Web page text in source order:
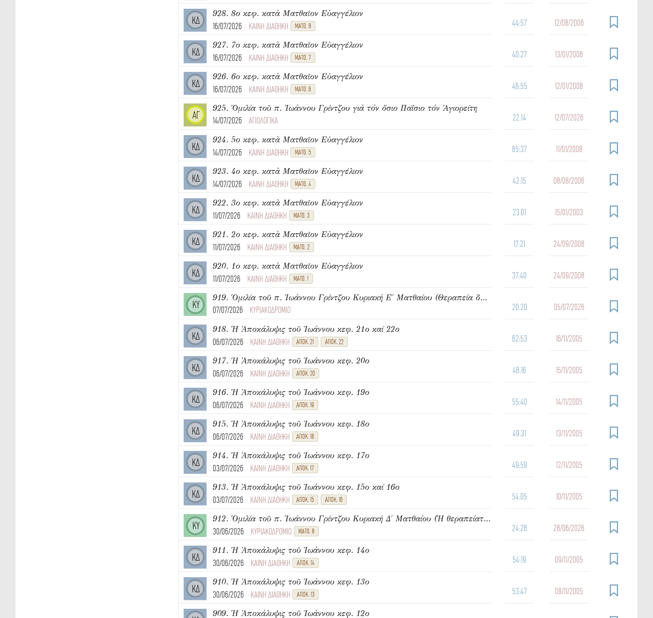
ΚΔ
928. 8ο κεφ. κατὰ Ματθαῖον Εὐαγγέλιον
16/07/2026
ΚΑΙΝΗ ΔΙΑΘΗΚΗ ΜΑΤΘ. 8 44:57 12/08/2006
ΚΔ
927. 7ο κεφ. κατὰ Ματθαῖον Εὐαγγέλιον
16/07/2026
ΚΑΙΝΗ ΔΙΑΘΗΚΗ ΜΑΤΘ. 7 40:27 13/01/2008
ΚΔ
926. 6ο κεφ. κατὰ Ματθαῖον Εὐαγγέλιον
16/07/2026
ΚΑΙΝΗ ΔΙΑΘΗΚΗ ΜΑΤΘ. 6 46:55 12/01/2008
ΑΓ
925. Ὁμιλία τοῦ π. Ἰωάννου Γρίντζου γιά τόν ὅσιο Παΐσιο τόν Ἁγιορείτη
14/07/2026
ΑΓΙΟΛΟΓΙΚΑ 22:14 12/07/2026
ΚΔ
924. 5ο κεφ. κατὰ Ματθαῖον Εὐαγγέλιον
14/07/2026
ΚΑΙΝΗ ΔΙΑΘΗΚΗ ΜΑΤΘ. 5 65:37 11/01/2008
ΚΔ
923. 4ο κεφ. κατὰ Ματθαῖον Εὐαγγέλιον
14/07/2026
ΚΑΙΝΗ ΔΙΑΘΗΚΗ ΜΑΤΘ. 4 42:15 08/08/2006
ΚΔ
922. 3ο κεφ. κατὰ Ματθαῖον Εὐαγγέλιον
11/07/2026
ΚΑΙΝΗ ΔΙΑΘΗΚΗ ΜΑΤΘ. 3 23:01 15/01/2003
ΚΔ
921. 2ο κεφ. κατὰ Ματθαῖον Εὐαγγέλιον
11/07/2026
ΚΑΙΝΗ ΔΙΑΘΗΚΗ ΜΑΤΘ. 2 17:21 24/09/2008
ΚΔ
920. 1ο κεφ. κατὰ Ματθαῖον Εὐαγγέλιον
11/07/2026
ΚΑΙΝΗ ΔΙΑΘΗΚΗ ΜΑΤΘ. 1 37:40 24/09/2008
ΚΥ
919. Ὁμιλία τοῦ π. Ἰωάννου Γρίντζου Κυριακή Ε΄ Ματθαίου (Θεραπεία δαιμονιζομένων)
07/07/2026
ΚΥΡΙΑΚΟΔΡΟΜΙΟ 20:20 05/07/2026
ΚΔ
918. Ἡ Ἀποκάλυψις τοῦ Ἰωάννου κεφ. 21ο καί 22ο
06/07/2026
ΚΑΙΝΗ ΔΙΑΘΗΚΗ ΑΠΟΚ. 21 ΑΠΟΚ. 22 62:53 16/11/2005
ΚΔ
917. Ἡ Ἀποκάλυψις τοῦ Ἰωάννου κεφ. 20ο
06/07/2026
ΚΑΙΝΗ ΔΙΑΘΗΚΗ ΑΠΟΚ. 20 48:16 15/11/2005
ΚΔ
916. Ἡ Ἀποκάλυψις τοῦ Ἰωάννου κεφ. 19ο
06/07/2026
ΚΑΙΝΗ ΔΙΑΘΗΚΗ ΑΠΟΚ. 19 55:40 14/11/2005
ΚΔ
915. Ἡ Ἀποκάλυψις τοῦ Ἰωάννου κεφ. 18ο
06/07/2026
ΚΑΙΝΗ ΔΙΑΘΗΚΗ ΑΠΟΚ. 18 49:31 13/11/2005
ΚΔ
914. Ἡ Ἀποκάλυψις τοῦ Ἰωάννου κεφ. 17ο
03/07/2026
ΚΑΙΝΗ ΔΙΑΘΗΚΗ ΑΠΟΚ. 17 49:59 12/11/2005
ΚΔ
913. Ἡ Ἀποκάλυψις τοῦ Ἰωάννου κεφ. 15ο καί 16ο
03/07/2026
ΚΑΙΝΗ ΔΙΑΘΗΚΗ ΑΠΟΚ. 15 ΑΠΟΚ. 16 54:05 10/11/2005
ΚΥ
912. Ὁμιλία τοῦ π. Ἰωάννου Γρίντζου Κυριακή Δ΄ Ματθαίου (Ἡ θεραπείατοῦ δούλου τοῦ ἑκατοντάρχου)
30/06/2026
ΚΥΡΙΑΚΟΔΡΟΜΙΟ ΜΑΤΘ. 8 24:28 28/06/2026
ΚΔ
911. Ἡ Ἀποκάλυψις τοῦ Ἰωάννου κεφ. 14ο
30/06/2026
ΚΑΙΝΗ ΔΙΑΘΗΚΗ ΑΠΟΚ. 14 54:19 09/11/2005
ΚΔ
910. Ἡ Ἀποκάλυψις τοῦ Ἰωάννου κεφ. 13ο
30/06/2026
ΚΑΙΝΗ ΔΙΑΘΗΚΗ ΑΠΟΚ. 13 53:47 08/11/2005
909. Ἡ Ἀποκάλυψις τοῦ Ἰωάννου κεφ. 12ο